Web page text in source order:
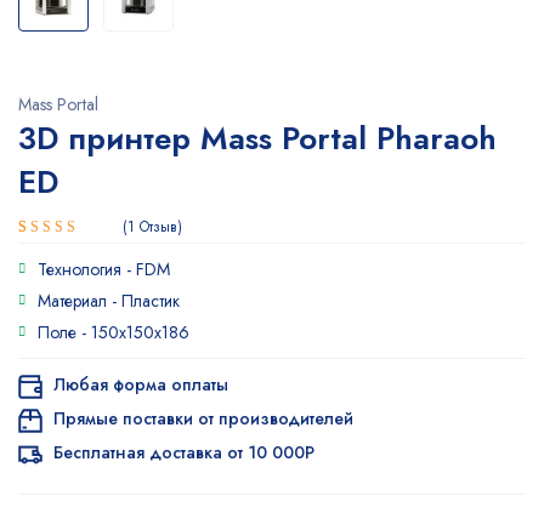
Mass Portal
3D принтер Mass Portal Pharaoh
ED
5.00из 5
на основе
опроса
пользователя
1 Отзыв
Технология - FDM
Материал - Пластик
Поле - 150x150x186
Любая форма оплаты
Прямые поставки от производителей
Бесплатная доставка от 10 000Р